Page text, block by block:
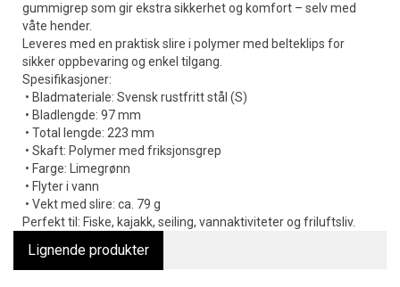
gummigrep som gir ekstra sikkerhet og komfort – selv med
våte hender.
Leveres med en praktisk slire i polymer med belteklips for
sikker oppbevaring og enkel tilgang.
Spesifikasjoner:
• Bladmateriale: Svensk rustfritt stål (S)
• Bladlengde: 97 mm
• Total lengde: 223 mm
• Skaft: Polymer med friksjonsgrep
• Farge: Limegrønn
• Flyter i vann
• Vekt med slire: ca. 79 g
Perfekt til: Fiske, kajakk, seiling, vannaktiviteter og friluftsliv.
Lignende produkter